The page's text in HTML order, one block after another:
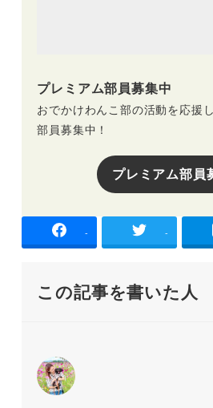
プレミアム部員募集中
おでかけわんこ部の活動を応援
部員募集中！
プレミアム部員
- -
この記事を書いた人